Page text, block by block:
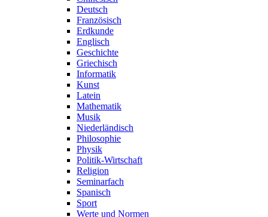
Deutsch
Französisch
Erdkunde
Englisch
Geschichte
Griechisch
Informatik
Kunst
Latein
Mathematik
Musik
Niederländisch
Philosophie
Physik
Politik-Wirtschaft
Religion
Seminarfach
Spanisch
Sport
Werte und Normen